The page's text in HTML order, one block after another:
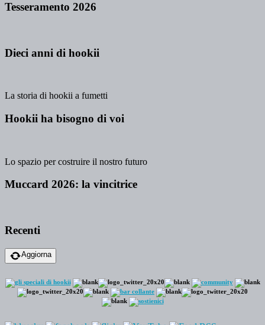
Tesseramento 2026
Dieci anni di hookii
La storia di hookii a fumetti
Hookii ha bisogno di voi
Lo spazio per costruire il nostro futuro
Muccard 2026: la vincitrice
Recenti
Aggiorna